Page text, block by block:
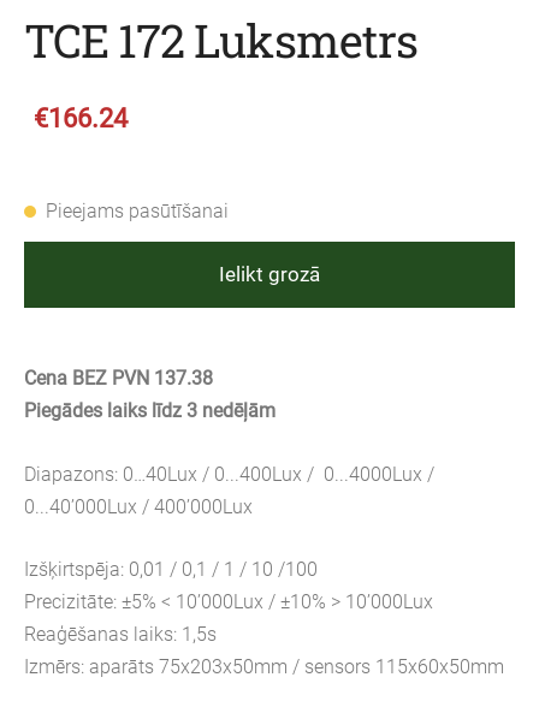
TCE 172 Luksmetrs
€166.24
Pieejams pasūtīšanai
Ielikt grozā
Cena BEZ PVN 137.38
Piegādes laiks līdz 3 nedēļām
Diapazons: 0…40Lux / 0...400Lux / 0...4000Lux /
0...40’000Lux / 400’000Lux
Izšķirtspēja: 0,01 / 0,1 / 1 / 10 /100
Precizitāte: ±5% < 10’000Lux / ±10% > 10’000Lux
Reaģēšanas laiks: 1,5s
Izmērs: aparāts 75x203x50mm / sensors 115x60x50mm